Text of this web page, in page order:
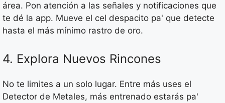
área. Pon atención a las señales y notificaciones que
te dé la app. Mueve el cel despacito pa' que detecte
hasta el más mínimo rastro de oro.
4. Explora Nuevos Rincones
No te limites a un solo lugar. Entre más uses el
Detector de Metales, más entrenado estarás pa'